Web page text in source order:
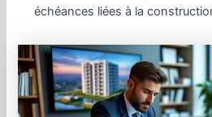
échéances liées à la